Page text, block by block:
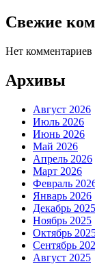
Свежие
Нет комментариев
Архивы
Август 2026
Июль 2026
Июнь 2026
Май 2026
Апрель 2026
Март 2026
Февраль
Январь 2026
Декабрь 2025
Ноябрь 2025
Октябрь
Сентябрь
Август 2025